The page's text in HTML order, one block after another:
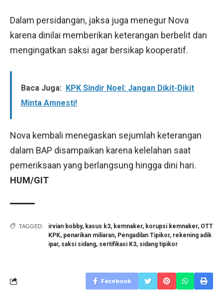
Dalam persidangan, jaksa juga menegur Nova
karena dinilai memberikan keterangan berbelit dan
mengingatkan saksi agar bersikap kooperatif.
Baca Juga: KPK Sindir Noel: Jangan Dikit-Dikit
Minta Amnesti!
Nova kembali menegaskan sejumlah keterangan
dalam BAP disampaikan karena kelelahan saat
pemeriksaan yang berlangsung hingga dini hari.
HUM/GIT
TAGGED: irvian bobby, kasus k3, kemnaker, korupsi kemnaker, OTT
KPK, penarikan miliaran, Pengadilan Tipikor, rekening adik
ipar, saksi sidang, sertifikasi K3, sidang tipikor
Facebook